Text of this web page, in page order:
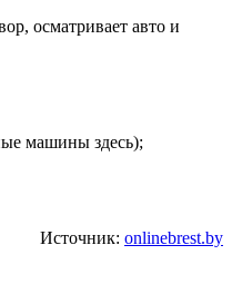
осматривает авто и
машины здесь);
Источник: onlinebrest.by